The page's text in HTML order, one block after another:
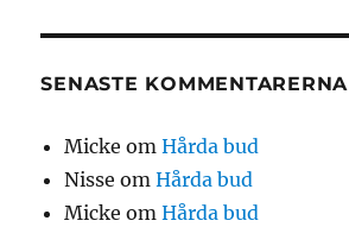
SENASTE KOMMENTARERNA
Micke omHårda bud
Nisse omHårda bud
Micke omHårda bud